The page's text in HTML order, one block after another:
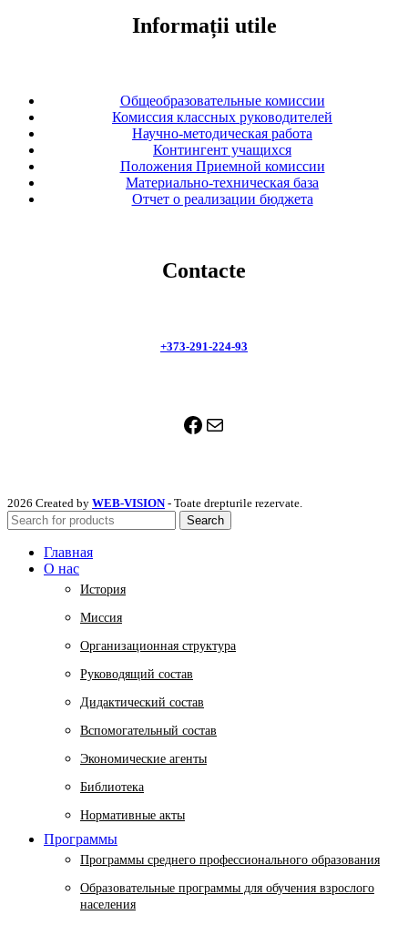
Informații utile
Общеобразовательные комиссии
Комиссия классных руководителей
Научно-методическая работа
Контингент учащихся
Положения Приемной комиссии
Материально-техническая база
Отчет о реализации бюджета
Contacte
+373-291-224-93
Facebook
Mail
2026 Created by WEB-VISION- Toate drepturile rezervate.
Search
Главная
О нас
История
Миссия
Организационная структура
Руководящий состав
Дидактический состав
Вспомогательный состав
Экономические агенты
Библиотека
Нормативные акты
Программы
Программы среднего профессионального образования
Образовательные программы для обучения взрослого
населения